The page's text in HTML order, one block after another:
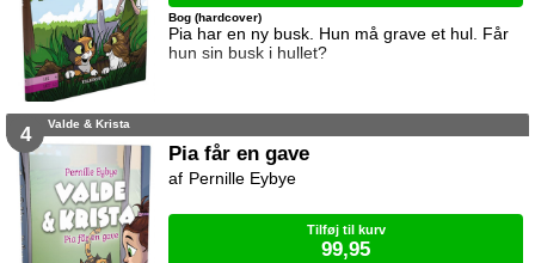
Pia har en ny busk. Hun må grave et hul. Får
hun sin busk i hullet?
Bog (hardcover)
4 Valde & Krista
Pia får en gave
Pernille Eybye
Tilføj til kurv
99,95